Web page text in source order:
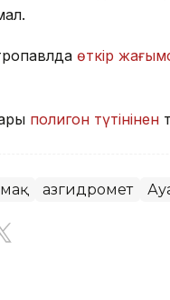
өткір
полигон түтінінен
Қазгидромет